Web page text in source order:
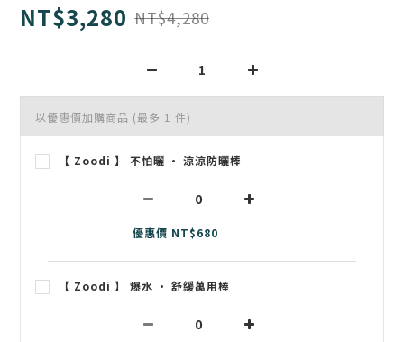
NT$3,280 NT$4,280
以優惠價加購商品 (最多 1 件)
【 Zoodi 】 不怕曬 • 涼涼防曬棒
優惠價 NT$680
【 Zoodi 】 爆水 • 舒緩萬用棒